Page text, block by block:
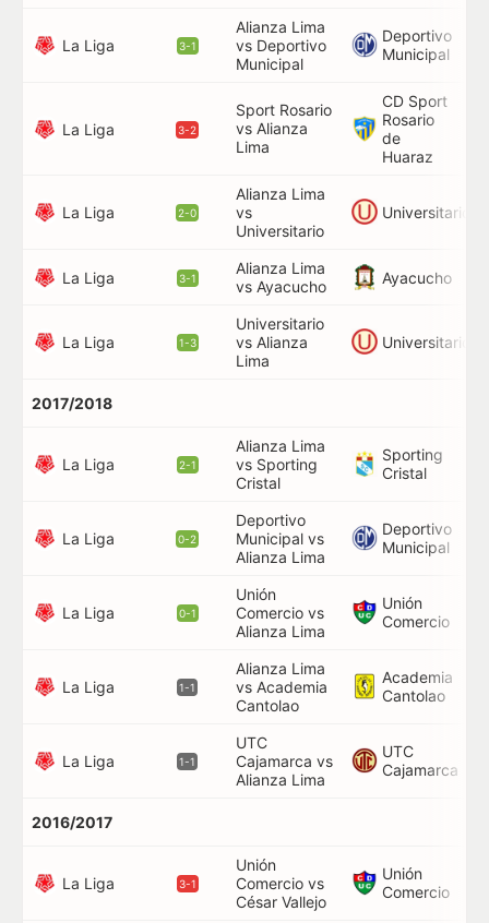
La Liga 3-1
Alianza Lima
vs Deportivo
Municipal
Deportivo
Municipal
La Liga 3-2
Sport Rosario
vs Alianza
Lima
CD Sport
Rosario
de
Huaraz
La Liga 2-0
Alianza Lima
vs
Universitario
Universitario
La Liga 3-1
Alianza Lima
vs Ayacucho
Ayacucho
La Liga 1-3
Universitario
vs Alianza
Lima
Universitario
2017/2018
La Liga 2-1
Alianza Lima
vs Sporting
Cristal
Sporting
Cristal
La Liga 0-2
Deportivo
Municipal vs
Alianza Lima
Deportivo
Municipal
La Liga 0-1
Unión
Comercio vs
Alianza Lima
Unión
Comercio
La Liga 1-1
Alianza Lima
vs Academia
Cantolao
Academia
Cantolao
La Liga 1-1
UTC
Cajamarca vs
Alianza Lima
UTC
Cajamarca
2016/2017
La Liga 3-1
Unión
Comercio vs
César Vallejo
Unión
Comercio